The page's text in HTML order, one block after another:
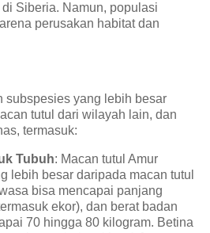
Siberia. Namun, populasi
perusakan habitat dan
subspesies yang lebih besar
tutul dari wilayah lain, dan
termasuk:
Tubuh: Macan tutul Amur
lebih besar daripada macan tutul
bisa mencapai panjang
ekor), dan berat badan
70 hingga 80 kilogram. Betina